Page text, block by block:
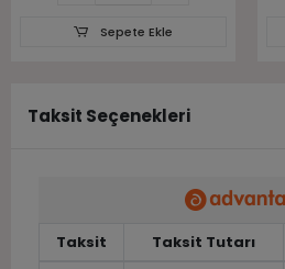
Sepete Ekle
Taksit Seçenekleri
Taksit Taksit Tutarı